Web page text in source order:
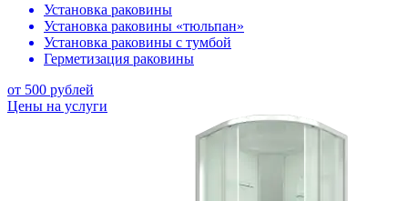
Установка раковины
Установка раковины «тюльпан»
Установка раковины с тумбой
Герметизация раковины
от 500 рублей
Цены на услуги